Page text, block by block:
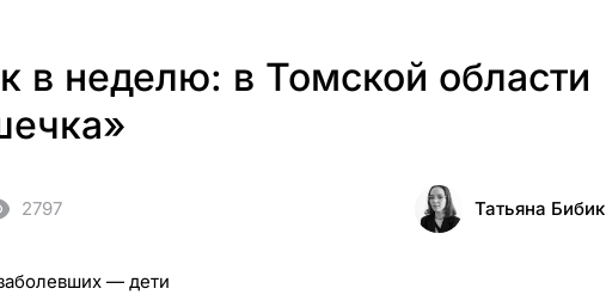
в неделю: в Томской области
2797 Татьяна Бибик
— дети